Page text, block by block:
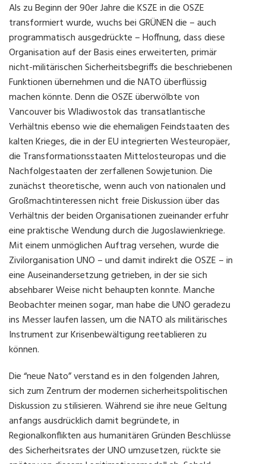
Als zu Beginn der 90er Jahre die KSZE in die OSZE
transformiert wurde, wuchs bei GRÜNEN die – auch
programmatisch ausgedrückte – Hoffnung, dass diese
Organisation auf der Basis eines erweiterten, primär
nicht-militärischen Sicherheitsbegriffs die beschriebenen
Funktionen übernehmen und die NATO überflüssig
machen könnte. Denn die OSZE überwölbte von
Vancouver bis Wladiwostok das transatlantische
Verhältnis ebenso wie die ehemaligen Feindstaaten des
kalten Krieges, die in der EU integrierten Westeuropäer,
die Transformationsstaaten Mittelosteuropas und die
Nachfolgestaaten der zerfallenen Sowjetunion. Die
zunächst theoretische, wenn auch von nationalen und
Großmachtinteressen nicht freie Diskussion über das
Verhältnis der beiden Organisationen zueinander erfuhr
eine praktische Wendung durch die Jugoslawienkriege.
Mit einem unmöglichen Auftrag versehen, wurde die
Zivilorganisation UNO – und damit indirekt die OSZE – in
eine Auseinandersetzung getrieben, in der sie sich
absehbarer Weise nicht behaupten konnte. Manche
Beobachter meinen sogar, man habe die UNO geradezu
ins Messer laufen lassen, um die NATO als militärisches
Instrument zur Krisenbewältigung reetablieren zu
können.
Die “neue Nato” verstand es in den folgenden Jahren,
sich zum Zentrum der modernen sicherheitspolitischen
Diskussion zu stilisieren. Während sie ihre neue Geltung
anfangs ausdrücklich damit begründete, in
Regionalkonflikten aus humanitären Gründen Beschlüsse
des Sicherheitsrates der UNO umzusetzen, rückte sie